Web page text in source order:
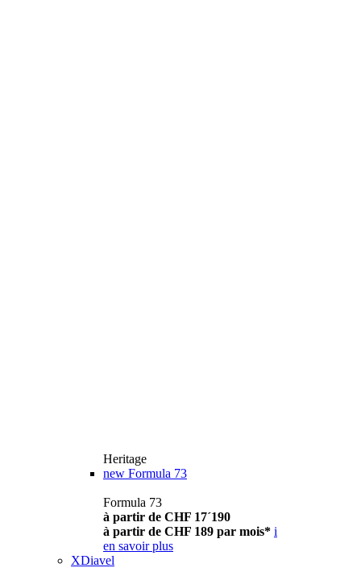
Heritage
new Formula 73
Formula 73
à partir de CHF 17´190
à partir de CHF 189 par mois* i
en savoir plus
XDiavel